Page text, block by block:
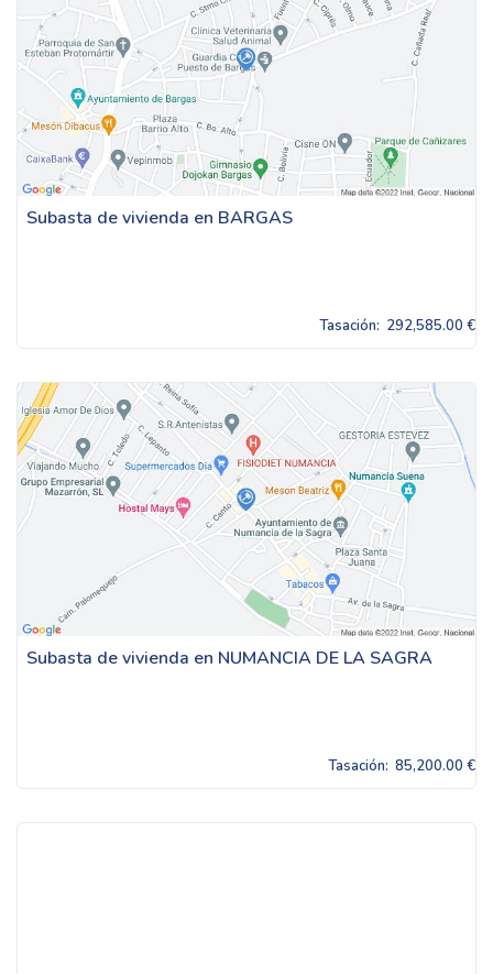
Subasta de vivienda en BARGAS
Tasación: 292,585.00 €
Subasta de vivienda en NUMANCIA DE LA SAGRA
Tasación: 85,200.00 €